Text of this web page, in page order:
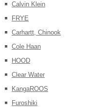
Calvin Klein
FRYE
Carhartt, Chinook
Cole Haan
HOOD
Clear Water
KangaROOS
Furoshiki